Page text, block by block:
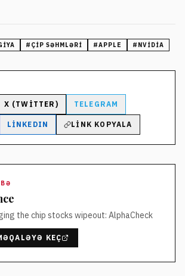
# ÇIP SƏHMLƏRI #APPLE # NVIDIA
X (TWITTER) TELEGRAM
LINKEDIN LINK KOPYALA
the chip stocks wipeout: AlphaCheck
KEÇ